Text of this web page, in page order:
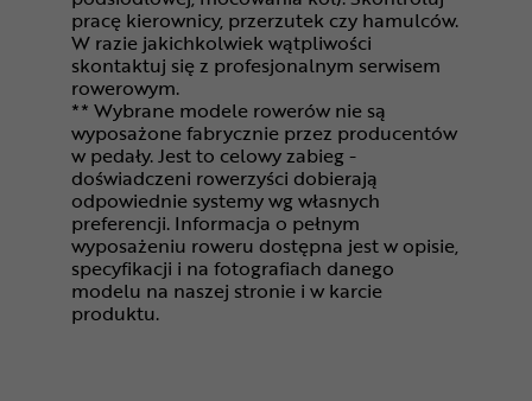
pracę kierownicy, przerzutek czy hamulców.
W razie jakichkolwiek wątpliwości
skontaktuj się z profesjonalnym serwisem
rowerowym.
** Wybrane modele rowerów nie są
wyposażone fabrycznie przez producentów
w pedały. Jest to celowy zabieg -
doświadczeni rowerzyści dobierają
odpowiednie systemy wg własnych
preferencji. Informacja o pełnym
wyposażeniu roweru dostępna jest w opisie,
specyfikacji i na fotografiach danego
modelu na naszej stronie i w karcie
produktu.